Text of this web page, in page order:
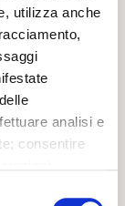
utilizza anche
analisi e
consentire